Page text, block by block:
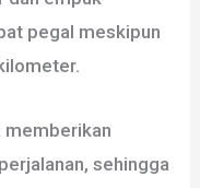
pegal meskipun
memberikan
sehingga